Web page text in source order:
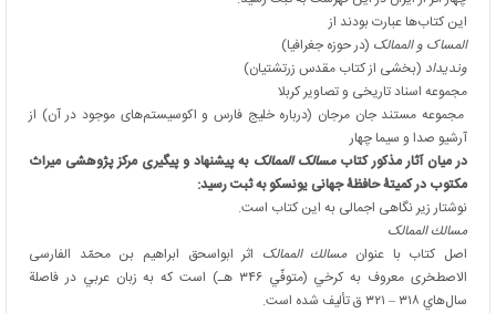
این کتاب‌ها عبارت بودند از
المساک و الممالک (در حوزه جغرافیا)
وندیداد (بخشی از کتاب مقدس زرتشتیان)
مجموعه اسناد تاریخی و تصاویر کربلا
مجموعه مستند جان مرجان (درباره خلیج فارس و اکوسیستم‌های موجود در آن) از
آرشیو صدا و سیما چهار
در میان آثار مذکور کتابمسالک الممالکبه پیشنهاد و پیگیری مرکز پژوهشی میراث
مکتوب در کمیتۀ حافظۀ جهانی یونسکو به ثبت رسید:
نوشتار زیر نگاهی اجمالی به این کتاب است.
مسالك الممالک
اصل كتاب با عنوان مسالك الممالک اثر ابواسحق ابراهیم بن محمّد الفارسی
الاصطخری معروف به كرخي (متوفّي ۳۴۶ هـ) است كه به زبان عربي در فاصلة
سال‌هاي ۳۱۸ – ۳۲۱ ق تأليف شده است.